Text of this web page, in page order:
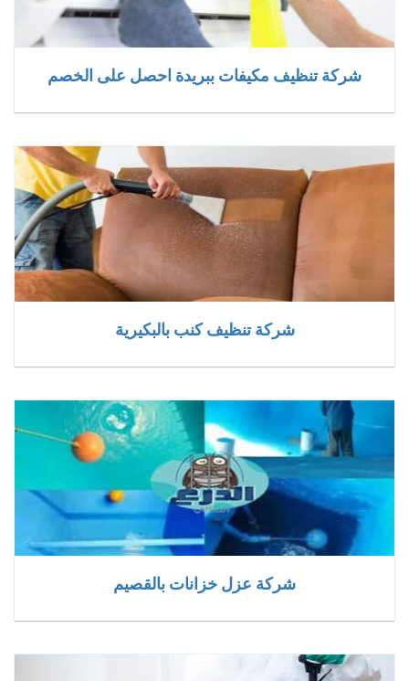
شركة تنظيف مكيفات ببريدة احصل على الخصم
شركة تنظيف كنب بالبكيرية
شركة عزل خزانات بالقصيم